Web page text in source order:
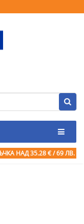
НАД 35.28 € / 69 ЛВ.